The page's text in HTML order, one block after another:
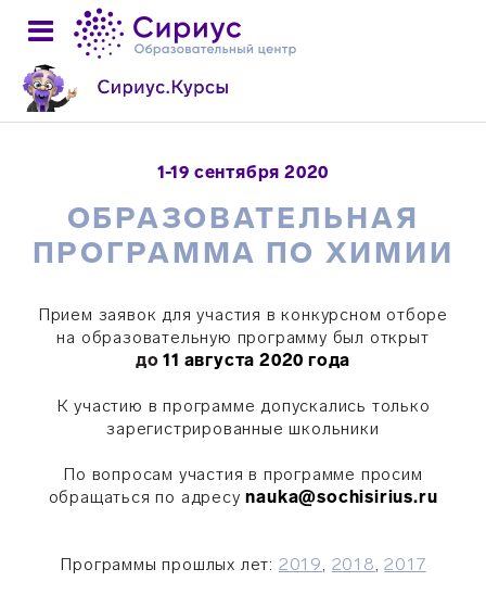
1-19 сентября 2020
ОБРАЗОВАТЕЛЬНАЯ
ПРОГРАММА ПО ХИМИИ
Прием заявок для участия в конкурсном отборе
на образовательную программу был открыт
до 11 августа 2020 года
К участию в программе допускались только
зарегистрированные школьники
По вопросам участия в программе просим
обращаться по адресуnauka@sochisirius.ru
Программы прошлых лет: 2019, 2018,2017